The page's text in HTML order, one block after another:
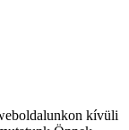
kívüli